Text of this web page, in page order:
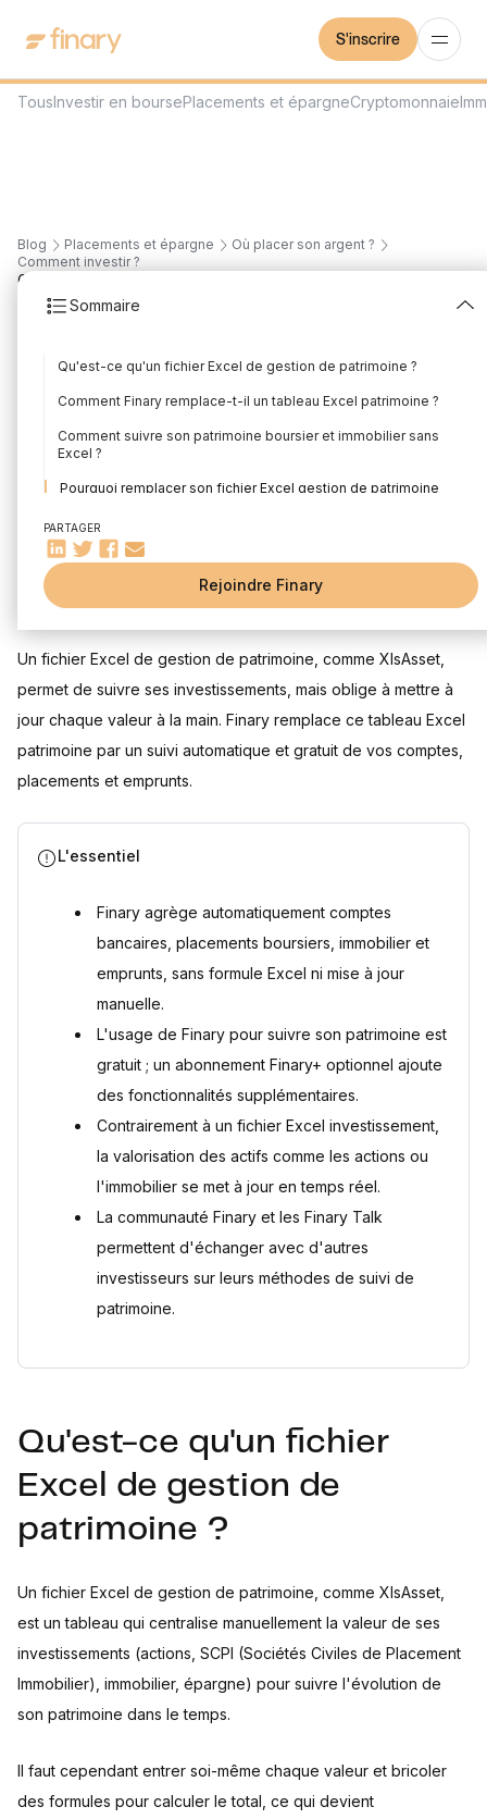
S'inscrire
TousInvestir en boursePlacements et épargneCryptomonnaie
Blog Placements et épargne
Où placer son argent ?
Comment investir ?
Sommaire
Qu'est-ce qu'un fichier Excel de gestion de patrimoine ?
Comment Finary remplace-t-il un tableau Excel patrimoine ?
Comment suivre son patrimoine boursier et immobilier sans
Excel ?
Pourquoi remplacer son fichier Excel gestion de patrimoine
Rejoignez une communauté d’investisseurs passionnés
Peut-on suivre un portefeuille en bourse (CAC 40, Nasdaq)
Comment faire un bilan patrimonial complet sans tableur ?
Un tableau Excel investissement est-il fiable pour suivre
son patrimoine ?
Sources
PARTAGER
Rejoindre Finary
6
Fichier Excel Gestion
Patrimoine
Rédigé par
Mis à jour le 30 juillet 2026
Un fichier Excel de gestion de patrimoine, comme XlsAsset,
permet de suivre ses investissements, mais oblige à mettre à
jour chaque valeur à la main. Finary remplace ce tableau Excel
patrimoine par un suivi automatique et gratuit de vos comptes,
placements et emprunts.
L'essentiel
Finary agrège automatiquement comptes
bancaires, placements boursiers, immobilier et
emprunts, sans formule Excel ni mise à jour
manuelle.
L'usage de Finary pour suivre son patrimoine est
gratuit ; un abonnement Finary+ optionnel ajoute
des fonctionnalités supplémentaires.
Contrairement à un fichier Excel investissement,
la valorisation des actifs comme les actions ou
l'immobilier se met à jour en temps réel.
La communauté Finary et les Finary Talk
permettent d'échanger avec d'autres
investisseurs sur leurs méthodes de suivi de
patrimoine.
Qu'est-ce qu'un fichier
Excel de gestion de
patrimoine ?
Un fichier Excel de gestion de patrimoine, comme XlsAsset,
est un tableau qui centralise manuellement la valeur de ses
investissements (actions, SCPI (Sociétés Civiles de Placement
Immobilier), immobilier, épargne) pour suivre l'évolution de
son patrimoine dans le temps.
Il faut cependant entrer soi-même chaque valeur et bricoler
des formules pour calculer le total, ce qui devient